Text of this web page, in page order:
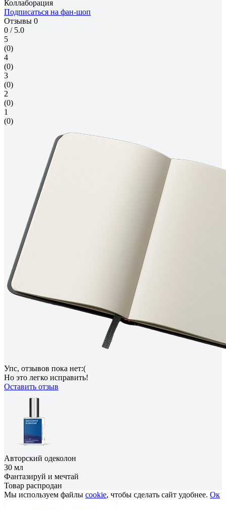
Коллаборация
Подписаться на фан-шоп
Отзывы 0
0 / 5.0
5
(0)
4
(0)
3
(0)
2
(0)
1
(0)
Упс, отзывов пока нет:(
Но это легко исправить!
Оставить отзыв
Авторский одеколон
30 мл
Фантазируй и мечтай
Товар распродан
Мы используем файлы cookie, чтобы сделать сайт удобнее. Ок